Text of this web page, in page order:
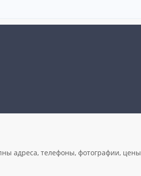
адреса, телефоны, фотографии,